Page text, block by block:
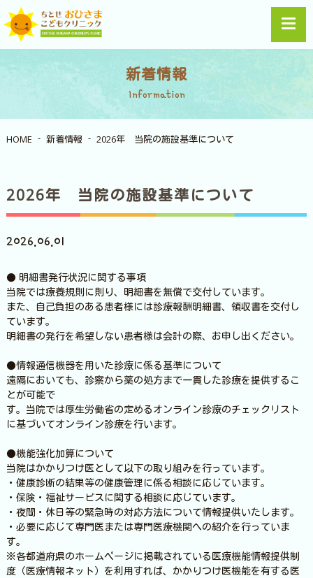
新着情報
Information
HOME 新着情報 2026年 当院の施設基準について
2026年 当院の施設基準について
2026.06.01
● 明細書発行状況に関する事項
当院では療養規則に則り、明細書を無償で交付しています。
また、自己負担のある患者様には診療報酬明細書、領収書を交付し
ています。
明細書の発行を希望しない患者様は会計の際、お申し出ください。
●情報通信機器を用いた診療に係る基準について
遠隔においても、診察から薬の処方まで一貫した診療を提供するこ
とが可能で
す。当院では厚生労働省の定めるオンライン診療のチェックリスト
に基づいてオンライン診療を行います。
●機能強化加算について
当院はかかりつけ医として以下の取り組みを行っています。
・健康診断の結果等の健康管理に係る相談に応じています。
・保険・福祉サービスに関する相談に応じています。
・夜間・休日等の緊急時の対応方法について情報提供いたします。
・必要に応じて専門医または専門医療機関への紹介を行っていま
す。
※各都道府県のホームページに掲載されている医療機能情報提供制
度（医療情報ネット）を利用すれば、かかりつけ医機能を有する医